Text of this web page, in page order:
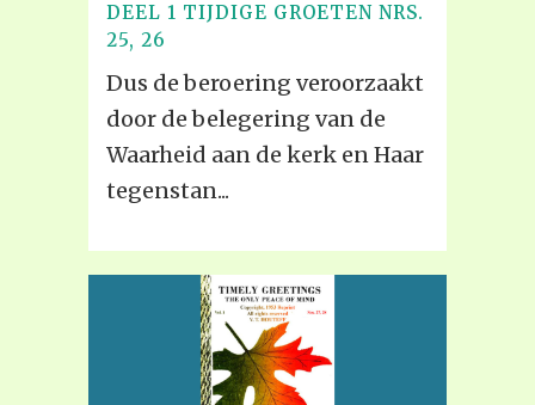
DEEL 1 TIJDIGE GROETEN NRS.
25, 26
Dus de beroering veroorzaakt
door de belegering van de
Waarheid aan de kerk en Haar
tegenstan...